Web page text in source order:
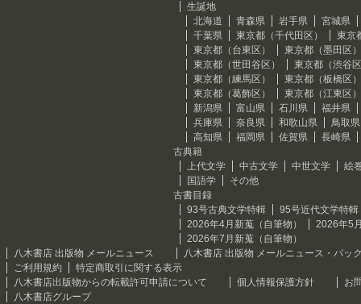
生誕地
北海道
青森県 岩手県
宮城県
千葉県
東京都（千代田区）
東京
東京都（台東区）
東京都（墨田区）
東京都（世田谷区）
東京都（渋谷
東京都（練馬区）
東京都（板橋区）
東京都（葛飾区）
東京都（江東区）
新潟県
富山県 石川県
福井県
兵庫県
奈良県 和歌山県
鳥取県
高知県
福岡県 佐賀県
長崎県
古典籍
上代文学
中古文学 中世文学
絵
国語学
その他
古書目録
93号古典文学特輯
95号近代文学特輯
2026年4月新蒐（自筆物）
2026年5
2026年7月新蒐（自筆物）
八木書店 出版物 メールニュース
八木書店 出版物 メールニュース・バッ
ご利用規約
特定商取引に関する表示
八木書店出版物からの転載許可申請について
個人情報保護方針
お
八木書店グループ